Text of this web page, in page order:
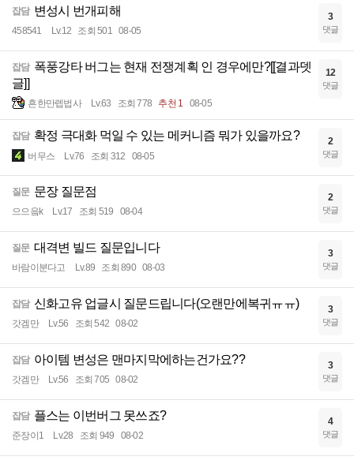
잡담 변성시 번개피해
458541 Lv.12 조회 501 08-05
3
댓글
잡담 폭풍강타 버그는 현재 전쟁계획 인 경우에만?[[결과뎃
글]]
흔한만렙법사 Lv.63 조회 778 추천 1 08-05
12
댓글
잡담 확정 극대화 먹일 수 있는 메커니즘 뭐가 있을까요?
버무스 Lv.76 조회 312 08-05
2
댓글
질문 문장 질문점
으으읔k Lv.17 조회 519 08-04
2
댓글
질문 대격변 빌드 질문입니다
바람이분다고 Lv.89 조회 890 08-03
3
댓글
잡담 신화고유 업글시 질문드립니다(오랜만에복귀ㅠㅠ)
갓겜만 Lv.56 조회 542 08-02
3
댓글
잡담 아이템 변성은 맨마지막에하는건가요??
갓겜만 Lv.56 조회 705 08-02
3
댓글
잡담 플스는 이번버그 못쓰죠?
준장이1 Lv.28 조회 949 08-02
4
댓글